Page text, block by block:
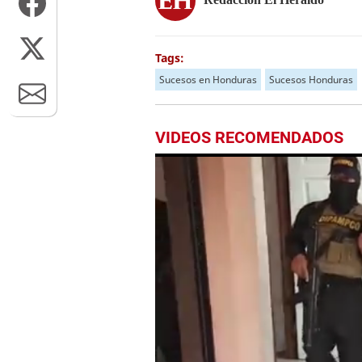
Tags:
Sucesos en Honduras Sucesos Honduras
VIDEOS RECOMENDADOS